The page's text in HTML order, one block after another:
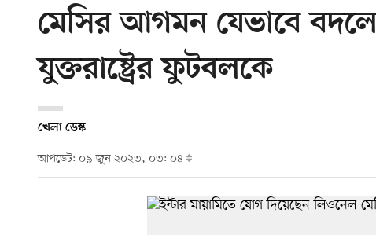
মেসির আগমন যেভাবে বদলে
যুক্তরাষ্ট্রের ফুটবলকে
খেলা ডেস্ক
আপডেট: ০৯ জুন ২০২৩, ০৩: ০৪